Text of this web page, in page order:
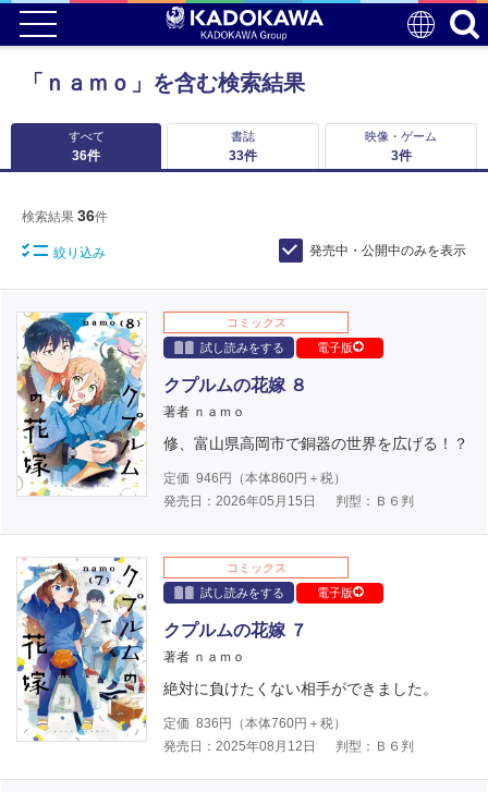
「ｎａｍｏ」を含む検索結果
すべて
36件
書誌
33件
映像・ゲーム
3件
検索結果 36件
絞り込み 発売中・公開中のみを表示
コミックス
試し読みをする
電子版
クプルムの花嫁 ８
著者 ｎａｍｏ
修、富山県高岡市で銅器の世界を広げる！？
定価 946 円（本体860円＋税）
発売日：2026年05月15日
判型：Ｂ６判
コミックス
試し読みをする
電子版
クプルムの花嫁 ７
著者 ｎａｍｏ
絶対に負けたくない相手ができました。
定価 836 円（本体760円＋税）
発売日：2025年08月12日
判型：Ｂ６判